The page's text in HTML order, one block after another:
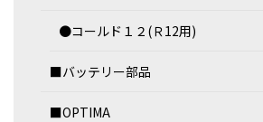
●コールド１２(Ｒ12用)
■バッテリー部品
■OPTIMA